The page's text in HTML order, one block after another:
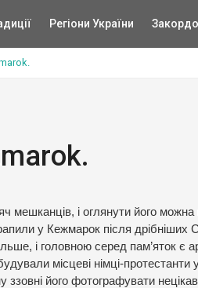
Регіони України
і оглянути його можна
у Кежмарок після дрібніших
і головною серед пам’яток є
місцеві німці-протестанти у
його фотографувати